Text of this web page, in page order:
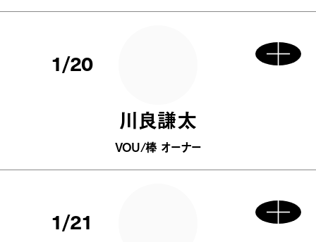
1/20
川良謙太
VOU/棒 オーナー
1/21